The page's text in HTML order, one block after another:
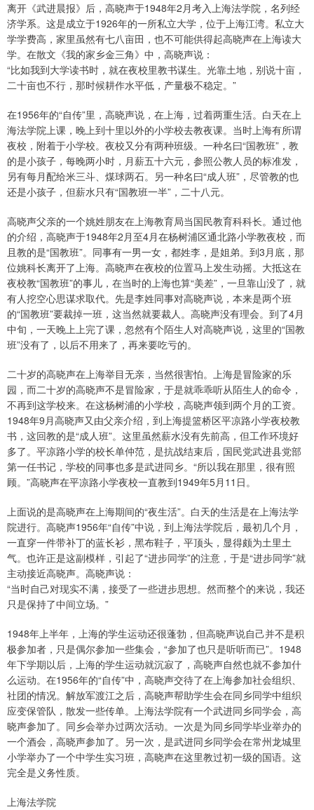
离开《武进晨报》后，高晓声于1948年2月考入上海法学院，名列经
济学系。这是成立于1926年的一所私立大学，位于上海江湾。私立大
学学费高，家里虽然有七八亩田，也不可能供得起高晓声在上海读大
学。在散文《我的家乡金三角》中，高晓声说：
“比如我到大学读书时，就在夜校里教书谋生。光靠土地，别说十亩，
二十亩也不行，那时候耕作水平低，产量极不稳定。”
在1956年的“自传”里，高晓声说，在上海，过着两重生活。白天在上
海法学院上课，晚上到十里以外的小学校去教夜课。当时上海有所谓
夜校，附着于小学校。夜校又分有两种班级。一种名曰“国教班”，教
的是小孩子，每晚两小时，月薪五十六元，参照公教人员的标准发，
另有每月配给米三斗、煤球两石。另一种名曰“成人班”，尽管教的也
还是小孩子，但薪水只有“国教班一半”，二十八元。
高晓声父亲的一个姚姓朋友在上海教育局当国民教育科科长。通过他
的介绍，高晓声于1948年2月至4月在杨树浦区通北路小学教夜校，而
且教的是“国教班”。同事有一男一女，都姓李，是姐弟。到3月底，那
位姚科长离开了上海。高晓声在夜校的位置马上发生动摇。大抵这在
夜校教“国教班”的事儿，在当时的上海也算“美差”，一旦靠山没了，就
有人挖空心思谋求取代。先是李姓同事对高晓声说，本来是两个班
的“国教班”要裁掉一班，这当然就要裁人。高晓声没有理会。到了4月
中旬，一天晚上上完了课，忽然有个陌生人对高晓声说，这里的“国教
班”没有了，以后不用来了，再来要吃亏的。
二十岁的高晓声在上海举目无亲，当然很害怕。上海是冒险家的乐
园，而二十岁的高晓声不是冒险家，于是就乖乖听从陌生人的命令，
不再到这学校来。在这杨树浦的小学校，高晓声领到两个月的工资。
1948年9月高晓声又由父亲介绍，到上海提篮桥区平凉路小学夜校教
书，这回教的是“成人班”。这里虽然薪水没有先前高，但工作环境好
多了。平凉路小学的校长单仲范，是抗战结束后，国民党武进县党部
第一任书记，学校的同事也多是武进同乡。“所以我在那里，很有照
顾。”高晓声在平凉路小学夜校一直教到1949年5月11日。
上面说的是高晓声在上海期间的“夜生活”。白天的生活是在上海法学
院进行。高晓声1956年“自传”中说，到上海法学院后，最初几个月，
一直穿一件带补丁的蓝长衫，黑布鞋子，平顶头，显得颇为土里土
气。也许正是这副模样，引起了“进步同学”的注意，于是“进步同学”就
主动接近高晓声。高晓声说：
“当时自己对现实不满，接受了一些进步思想。然而整个的来说，我还
只是保持了中间立场。”
1948年上半年，上海的学生运动还很蓬勃，但高晓声说自己并不是积
极参加者，只是偶尔参加一些集会，“参加了也只是听听而已”。1948
年下学期以后，上海的学生运动就沉寂了，高晓声自然也就不参加什
么运动。在1956年的“自传”中，高晓声交待了在上海参加社会组织、
社团的情况。解放军渡江之后，高晓声帮助学生会在同乡同学中组织
应变保管队，散发一些传单。上海法学院有一个武进同乡同学会，高
晓声参加了。同乡会举办过两次活动。一次是为同乡同学毕业举办的
一个酒会，高晓声参加了。另一次，是武进同乡同学会在常州龙城里
小学举办了一个中学生实习班，高晓声在这里教过初一级的国语。这
完全是义务性质。
上海法学院